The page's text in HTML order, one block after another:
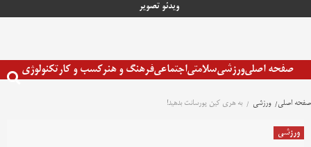
ویدئو تصویر
صفحه اصلیورزشیسلامتیاجتماعیفرهنگ و هنرکسب و کارتکنولوژی
صفحه اصلی ورزشی به هری کین پورسانت بدهید!‌
ورزشی